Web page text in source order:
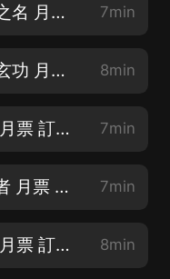
【最強戰神】第 4 章 狐狼之名 月票 訂閱 轉發 五星好評 7min
【最強戰神】第 5 章 百年玄功 月票 訂閱 轉發 五星好評 8min
【最強戰神】第 6 章 求職 月票 訂閱 轉發 五星好評 7min
【最強戰神】第 7 章 應聘者 月票 訂閱 轉發 五星好評 7min
【最強戰神】第 8 章 槍殺 月票 訂閱 轉發 五星好評 8min